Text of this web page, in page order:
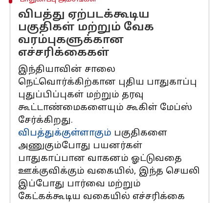
விபத்து ஏற்படக்கூடிய
பகுதிகள் மற்றும் வேக
வரம்புகளுக்கான
எச்சரிக்கைகள்
இந்தியாவின் சாலை
நெட்வொர்க்கிற்கான புதிய பாதுகாப்பு
புதுப்பிப்புகள் மற்றும் தரவு
கூட்டாண்மைகளையும் கூகிள் மேப்ஸ்
சேர்க்கிறது.
விபத்துக்குள்ளாகும் பகுதிகளை
அணுகும்போது பயனர்கள்
பாதுகாப்பான வாகனம் ஓட்டுவதை
ஊக்குவிக்கும் வகையில், இந்த செயலி
இப்போது பார்வை மற்றும்
கேட்கக்கூடிய வகையில் எச்சரிக்கை